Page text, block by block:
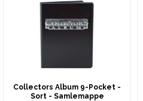
Collectors Album 9-Pocket -
Sort - Samlemappe